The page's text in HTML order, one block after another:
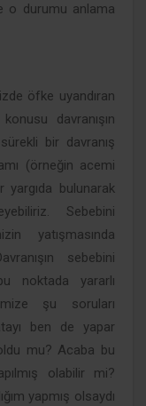
o durumu anlama
öfke uyandıran
davranışın
sürekli bir davranış
(örneğin acemi
bulunarak
Sebebini
yatışmasında
sebebini
noktada yararlı
şu soruları
ben de yapar
mu? Acaba bu
olabilir mi?
yapmış olsaydı